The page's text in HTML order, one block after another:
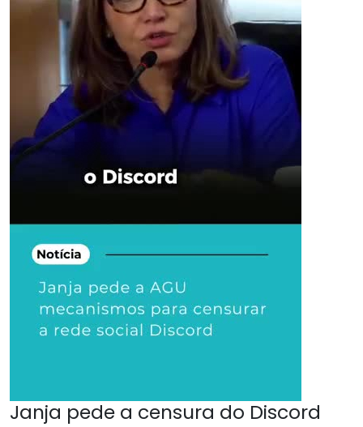
Janja pede a censura do Discord